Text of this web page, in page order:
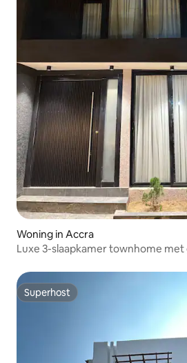
Woning in Accra
Luxe 3-slaapkamer townhome met
Superhost
Superhost